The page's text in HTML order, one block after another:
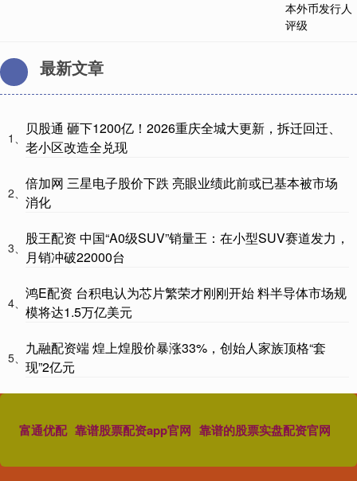
最新文章
1、
贝股通 砸下1200亿！2026重庆全城大更新，拆迁回迁、
老小区改造全兑现
2、
倍加网 三星电子股价下跌 亮眼业绩此前或已基本被市场
消化
3、
股王配资 中国“A0级SUV”销量王：在小型SUV赛道发力，
月销冲破22000台
4、
鸿E配资 台积电认为芯片繁荣才刚刚开始 料半导体市场规
模将达1.5万亿美元
5、
九融配资端 煌上煌股价暴涨33%，创始人家族顶格“套
现”2亿元
富通优配 靠谱股票配资app官网 靠谱的股票实盘配资官网